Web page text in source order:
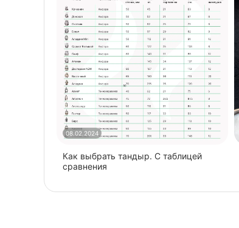
Объем, м3 0,6
Разборный да
Размеры ДхШхВ, см 157х53х192
Найти похожие
08.02.2024
Как выбрать тандыр. С таблицей
сравнения